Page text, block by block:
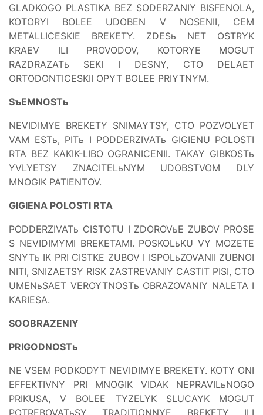
GLADKOGO PLASTIKA BEZ SODERZANIY BISFENOLA,
KOTORYI BOLEE UDOBEN V NOSENII, CEM
METALLICESKIE BREKETY. ZDESь NET OSTRYK
KRAEV ILI PROVODOV, KOTORYE MOGUT
RAZDRAZATь SEKI I DESNY, CTO DELAET
ORTODONTICESKII OPYT BOLEE PRIYTNYM.
SъEMNOSTь
NEVIDIMYE BREKETY SNIMAYTSY, CTO POZVOLYET
VAM ESTь, PITь I PODDERZIVATь GIGIENU POLOSTI
RTA BEZ KAKIK-LIBO OGRANICENII. TAKAY GIBKOSTь
YVLYETSY ZNACITELьNYM UDOBSTVOM DLY
MNOGIK PATIENTOV.
GIGIENA POLOSTI RTA
PODDERZIVATь CISTOTU I ZDOROVьE ZUBOV PROSE
S NEVIDIMYMI BREKETAMI. POSKOLьKU VY MOZETE
SNYTь IK PRI CISTKE ZUBOV I ISPOLьZOVANII ZUBNOI
NITI, SNIZAETSY RISK ZASTREVANIY CASTIT PISI, CTO
UMENьSAET VEROYTNOSTь OBRAZOVANIY NALETA I
KARIESA.
SOOBRAZENIY
PRIGODNOSTь
NE VSEM PODKODYT NEVIDIMYE BREKETY. KOTY ONI
EFFEKTIVNY PRI MNOGIK VIDAK NEPRAVILьNOGO
PRIKUSA, V BOLEE TYZELYK SLUCAYK MOGUT
POTREBOVATьSY TRADITIONNYE BREKETY ILI